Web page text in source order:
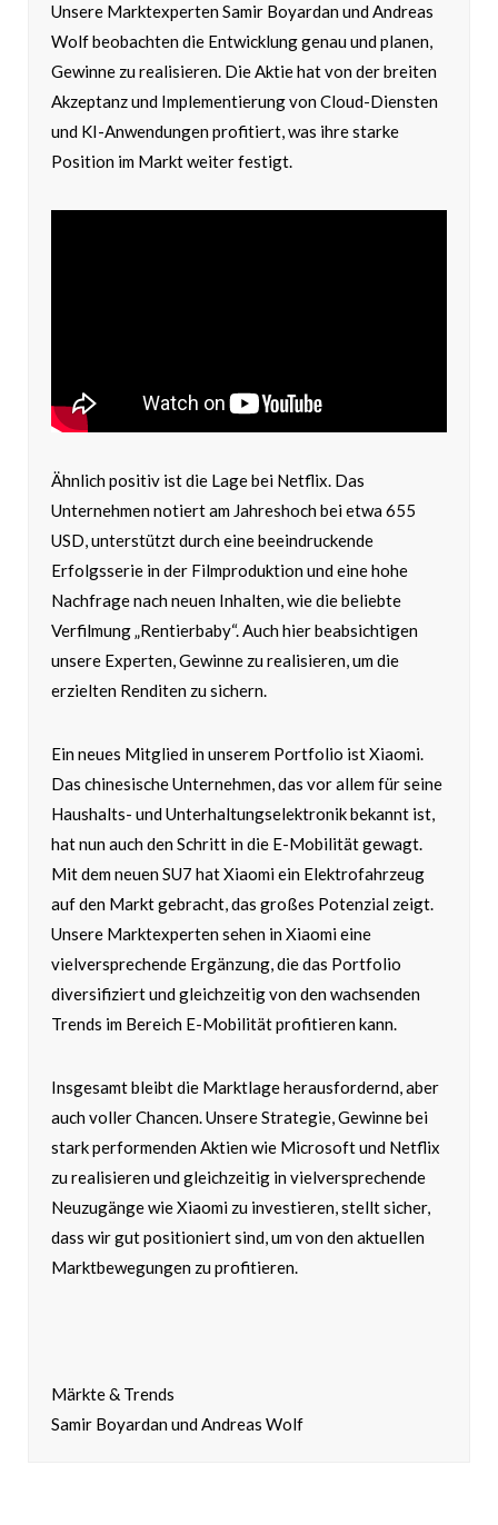
Unsere Marktexperten Samir Boyardan und Andreas
Wolf beobachten die Entwicklung genau und planen,
Gewinne zu realisieren. Die Aktie hat von der breiten
Akzeptanz und Implementierung von Cloud-Diensten
und KI-Anwendungen profitiert, was ihre starke
Position im Markt weiter festigt.
Ähnlich positiv ist die Lage bei Netflix. Das
Unternehmen notiert am Jahreshoch bei etwa 655
USD, unterstützt durch eine beeindruckende
Erfolgsserie in der Filmproduktion und eine hohe
Nachfrage nach neuen Inhalten, wie die beliebte
Verfilmung „Rentierbaby“. Auch hier beabsichtigen
unsere Experten, Gewinne zu realisieren, um die
erzielten Renditen zu sichern.
Ein neues Mitglied in unserem Portfolio ist Xiaomi.
Das chinesische Unternehmen, das vor allem für seine
Haushalts- und Unterhaltungselektronik bekannt ist,
hat nun auch den Schritt in die E-Mobilität gewagt.
Mit dem neuen SU7 hat Xiaomi ein Elektrofahrzeug
auf den Markt gebracht, das großes Potenzial zeigt.
Unsere Marktexperten sehen in Xiaomi eine
vielversprechende Ergänzung, die das Portfolio
diversifiziert und gleichzeitig von den wachsenden
Trends im Bereich E-Mobilität profitieren kann.
Insgesamt bleibt die Marktlage herausfordernd, aber
auch voller Chancen. Unsere Strategie, Gewinne bei
stark performenden Aktien wie Microsoft und Netflix
zu realisieren und gleichzeitig in vielversprechende
Neuzugänge wie Xiaomi zu investieren, stellt sicher,
dass wir gut positioniert sind, um von den aktuellen
Marktbewegungen zu profitieren.
Märkte & Trends
Samir Boyardan und Andreas Wolf